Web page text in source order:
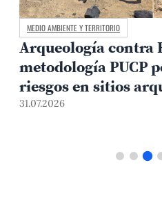
MEDIO AMBIENTE Y TERRITORIO
Arqueología contra
metodología PUCP
riesgos en sitios
31.07.2026